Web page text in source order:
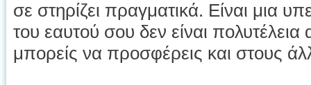
σε στηρίζει πραγματικά. Είναι μια
του εαυτού σου δεν είναι
μπορείς να προσφέρεις και στους